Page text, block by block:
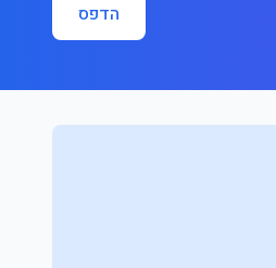
הדפס